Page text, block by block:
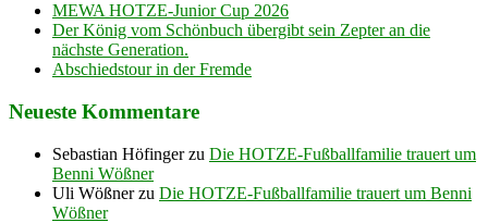
MEWA HOTZE-Junior Cup 2026
Der König vom Schönbuch übergibt sein Zepter an die
nächste Generation.
Abschiedstour in der Fremde
Neueste Kommentare
Sebastian Höfingerzu Die HOTZE-Fußballfamilie trauert um
Benni Wößner
Uli Wößnerzu Die HOTZE-Fußballfamilie trauert um Benni
Wößner